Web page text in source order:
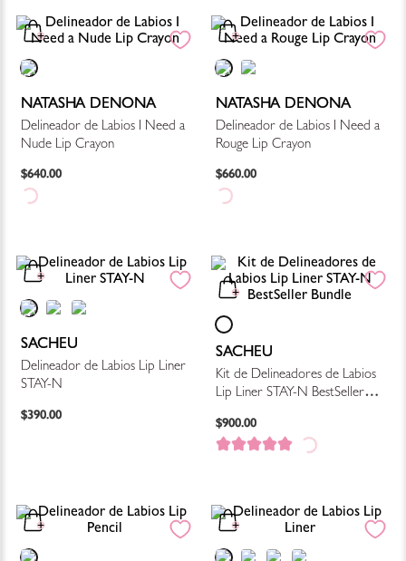
NATASHA DENONA
Delineador de Labios I Need a
Nude Lip Crayon
$640.00
NATASHA DENONA
Delineador de Labios I Need a
Rouge Lip Crayon
$660.00
SACHEU
Delineador de Labios Lip Liner
STAY-N
$390.00
SACHEU
Kit de Delineadores de Labios
Lip Liner STAY-N BestSeller
$900.00